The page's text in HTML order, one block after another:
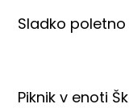
Sladko
Piknik v enoti